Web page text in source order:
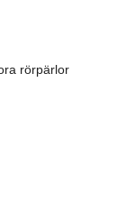
rörpärlor